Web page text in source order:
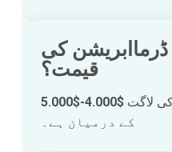
ڈرماابریشن کی
قیمت؟
کی لاگت$4.000-$5.000
کے درمیان ہے۔